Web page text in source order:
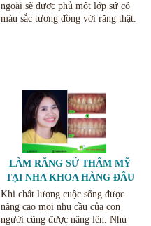
ngoài sẽ được phủ một lớp sứ có
màu sắc tương đồng với răng thật.
LÀM RĂNG SỨ THẨM MỸ
TẠI NHA KHOA HÀNG ĐẦU
TẠI THÁI NGUYÊN.
Khi chất lượng cuộc sống được
nâng cao mọi nhu cầu của con
người cũng được nâng lên. Nhu